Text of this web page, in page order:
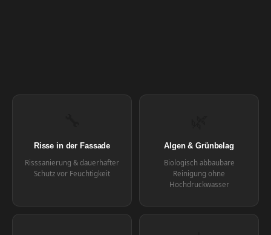
Risse in der Fassade
Risssanierung & dauerhafter
Schutz vor Feuchtigkeit
Algen & Grünbelag
Biologisch abbaubare
Reinigung ohne
Hochdruckwasser